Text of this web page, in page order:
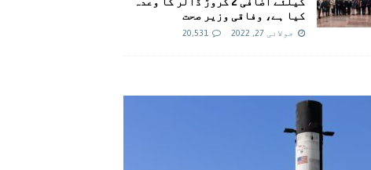
کیا ہے، وفاقی وزیر صحت
جولائی 27, 2022 20,531